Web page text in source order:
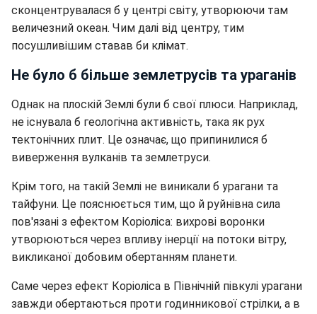
сконцентрувалася б у центрі світу, утворюючи там
величезний океан. Чим далі від центру, тим
посушливішим ставав би клімат.
Не було б більше землетрусів та ураганів
Однак на плоскій Землі були б свої плюси. Наприклад,
не існувала б геологічна активність, така як рух
тектонічних плит. Це означає, що припинилися б
виверження вулканів та землетруси.
Крім того, на такій Землі не виникали б урагани та
тайфуни. Це пояснюється тим, що й руйнівна сила
пов'язані з ефектом Коріоліса: вихрові воронки
утворюються через впливу інерції на потоки вітру,
викликаної добовим обертанням планети.
Саме через ефект Коріоліса в Північній півкулі урагани
завжди обертаються проти годинникової стрілки, а в